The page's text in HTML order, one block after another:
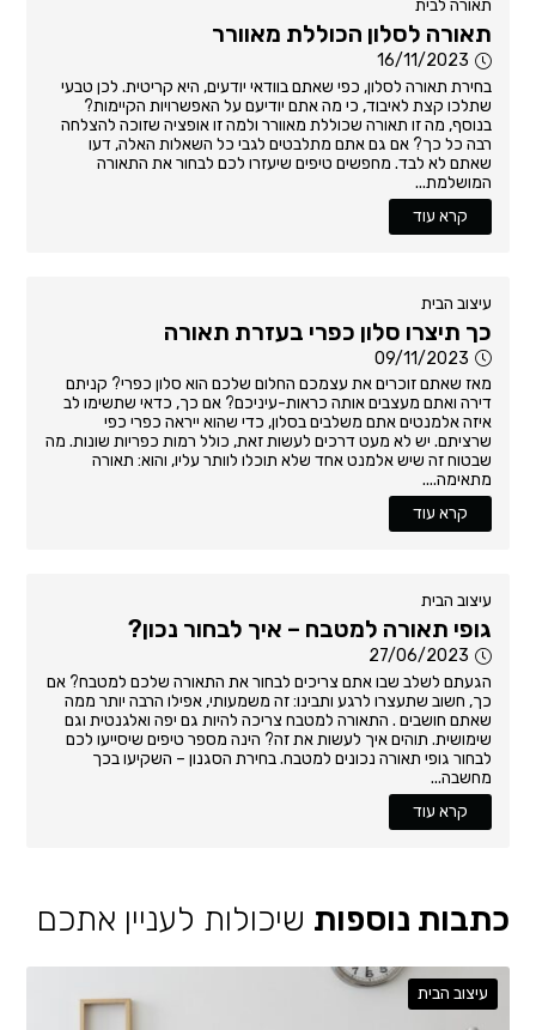
תאורה לבית
תאורה לסלון הכוללת מאוורר
16/11/2023
בחירת תאורה לסלון, כפי שאתם בוודאי יודעים, היא קריטית. לכן טבעי
שתלכו קצת לאיבוד, כי מה אתם יודיעם על האפשרויות הקיימות?
בנוסף, מה זו תאורה שכוללת מאוורר ולמה זו אופציה שזוכה להצלחה
רבה כל כך? אם גם אתם מתלבטים לגבי כל השאלות האלה, דעו
שאתם לא לבד. מחפשים טיפים שיעזרו לכם לבחור את התאורה
המושלמת...
קרא עוד
עיצוב הבית
כך תיצרו סלון כפרי בעזרת תאורה
09/11/2023
מאז שאתם זוכרים את עצמכם החלום שלכם הוא סלון כפרי? קניתם
דירה ואתם מעצבים אותה כראות-עיניכם? אם כך, כדאי שתשימו לב
איזה אלמנטים אתם משלבים בסלון, כדי שהוא ייראה כפרי כפי
שרציתם. יש לא מעט דרכים לעשות זאת, כולל רמות כפריות שונות. מה
שבטוח זה שיש אלמנט אחד שלא תוכלו לוותר עליו, והוא: תאורה
מתאימה....
קרא עוד
עיצוב הבית
גופי תאורה למטבח – איך לבחור נכון?
27/06/2023
הגעתם לשלב שבו אתם צריכים לבחור את התאורה שלכם למטבח? אם
כך, חשוב שתעצרו לרגע ותבינו: זה משמעותי, אפילו הרבה יותר ממה
שאתם חושבים . התאורה למטבח צריכה להיות גם יפה ואלגנטית וגם
שימושית. תוהים איך לעשות את זה? הינה מספר טיפים שיסייעו לכם
לבחור גופי תאורה נכונים למטבח. בחירת הסגנון – השקיעו בכך
מחשבה...
קרא עוד
כתבות נוספות שיכולות לעניין אתכם
עיצוב הבית